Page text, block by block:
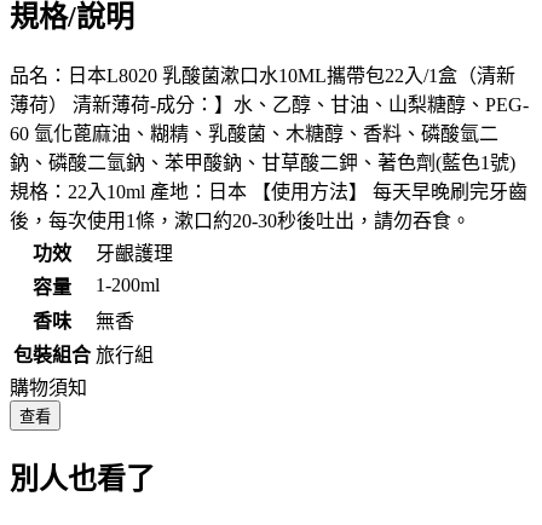
規格/說明
品名：日本L8020 乳酸菌漱口水10ML攜帶包22入/1盒（清新
薄荷） 清新薄荷-成分：】水、乙醇、甘油、山梨糖醇、PEG-
60 氫化蓖麻油、糊精、乳酸菌、木糖醇、香料、磷酸氫二
鈉、磷酸二氫鈉、苯甲酸鈉、甘草酸二鉀、著色劑(藍色1號)
規格：22入10ml 產地：日本 【使用方法】 每天早晚刷完牙齒
後，每次使用1條，漱口約20-30秒後吐出，請勿吞食。
功效
牙齦護理
容量
1-200ml
香味
無香
包裝組合 旅行組
購物須知
查看
別人也看了